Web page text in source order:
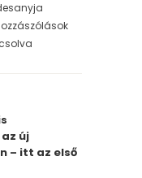
új
– itt az első